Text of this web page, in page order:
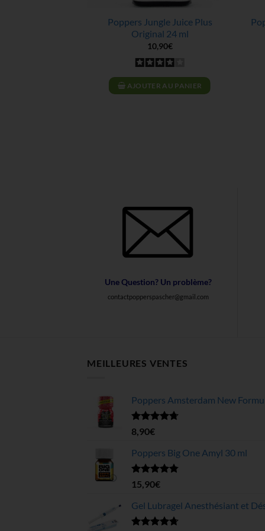
Poppers Jungle Juice Plus
Original 24 ml
10,90€
AJOUTER AU PANIER
Une Question? Un problème?
contactpopperspascher@gmail.com
MEILLEURES VENTES
Poppers Amsterdam New
Note4.68
sur 5
8,90€
Poppers Big One Amyl 30 ml
Note4.78
sur 5
15,90€
Gel Lubragel Anesthésiant et